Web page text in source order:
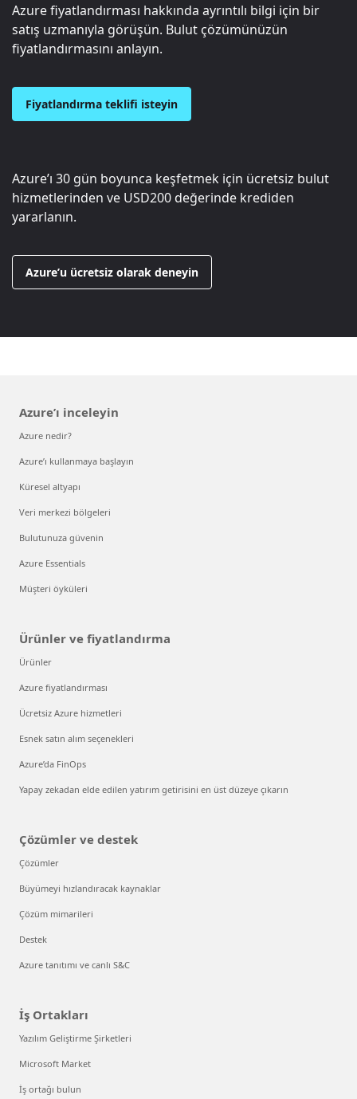
Azure fiyatlandırması hakkında ayrıntılı bilgi için bir
satış uzmanıyla görüşün. Bulut çözümünüzün
fiyatlandırmasını anlayın.
Fiyatlandırma teklifi isteyin
Azure’ı 30 gün boyunca keşfetmek için ücretsiz bulut
hizmetlerinden ve USD200değerinde krediden
yararlanın.
Azure’u ücretsiz olarak deneyin
Azure’ı inceleyin
Azure nedir?
Azure’ı kullanmaya başlayın
Küresel altyapı
Veri merkezi bölgeleri
Bulutunuza güvenin
Azure Essentials
Müşteri öyküleri
Ürünler ve fiyatlandırma
Ürünler
Azure fiyatlandırması
Ücretsiz Azure hizmetleri
Esnek satın alım seçenekleri
Azure’da FinOps
Yapay zekadan elde edilen yatırım getirisini en üst düzeye çıkarın
Çözümler ve destek
Çözümler
Büyümeyi hızlandıracak kaynaklar
Çözüm mimarileri
Destek
Azure tanıtımı ve canlı S&C
İş Ortakları
Yazılım Geliştirme Şirketleri
Microsoft Market
İş ortağı bulun